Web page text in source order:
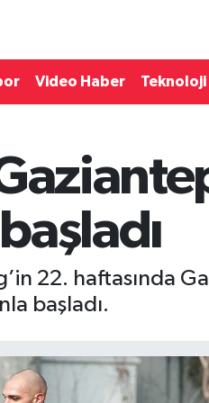
Video Haber Teknoloji
22. haftasında
başladı.